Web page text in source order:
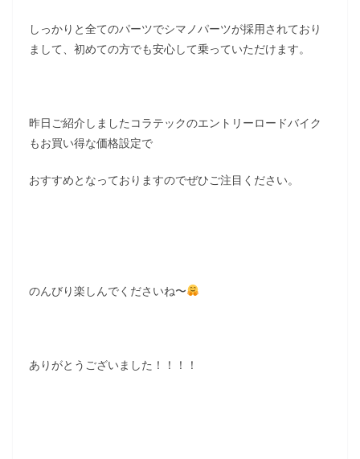
しっかりと全てのパーツでシマノパーツが採用されており
まして、初めての方でも安心して乗っていただけます。
昨日ご紹介しましたコラテックのエントリーロードバイク
もお買い得な価格設定で
おすすめとなっておりますのでぜひご注目ください。
のんびり楽しんでくださいね〜
ありがとうございました！！！！